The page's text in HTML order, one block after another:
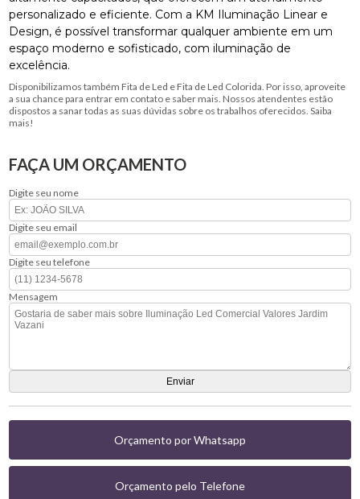
personalizado e eficiente. Com a KM Iluminação Linear e
Design, é possível transformar qualquer ambiente em um
espaço moderno e sofisticado, com iluminação de
excelência.
Disponibilizamos também Fita de Led e Fita de Led Colorida. Por isso, aproveite
a sua chance para entrar em contato e saber mais. Nossos atendentes estão
dispostos a sanar todas as suas dúvidas sobre os trabalhos oferecidos. Saiba
mais!
FAÇA UM ORÇAMENTO
Digite seu nome
Digite seu email
Digite seu telefone
Mensagem
Orçamento por Whatsapp
Orçamento pelo Telefone